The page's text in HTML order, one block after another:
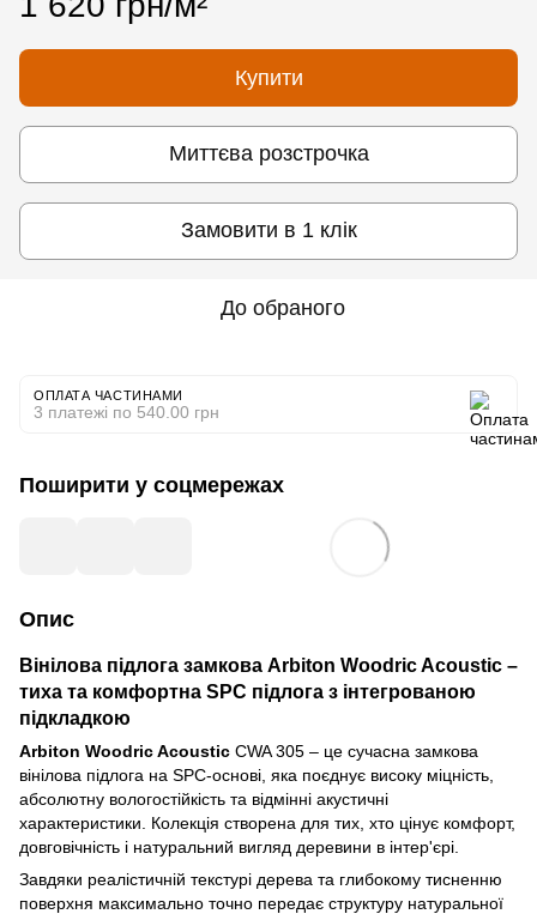
Купити
Миттєва розстрочка
Замовити в 1 клік
До обраного
ОПЛАТА ЧАСТИНАМИ
3 платежі по 540.00 грн
Поширити у соцмережах
Опис
Вінілова підлога замкова Arbiton Woodric Acoustic –
тиха та комфортна SPC підлога з інтегрованою
підкладкою
Arbiton Woodric Acoustic CWA 305 – це сучасна замкова
вінілова підлога на SPC-основі, яка поєднує високу міцність,
абсолютну вологостійкість та відмінні акустичні
характеристики. Колекція створена для тих, хто цінує комфорт,
довговічність і натуральний вигляд деревини в інтер'єрі.
Завдяки реалістичній текстурі дерева та глибокому тисненню
поверхня максимально точно передає структуру натуральної